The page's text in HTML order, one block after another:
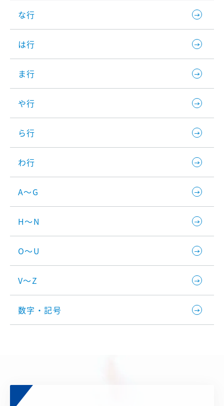
な行
は行
ま行
や行
ら行
わ行
A～G
H～N
O～U
V～Z
数字・記号